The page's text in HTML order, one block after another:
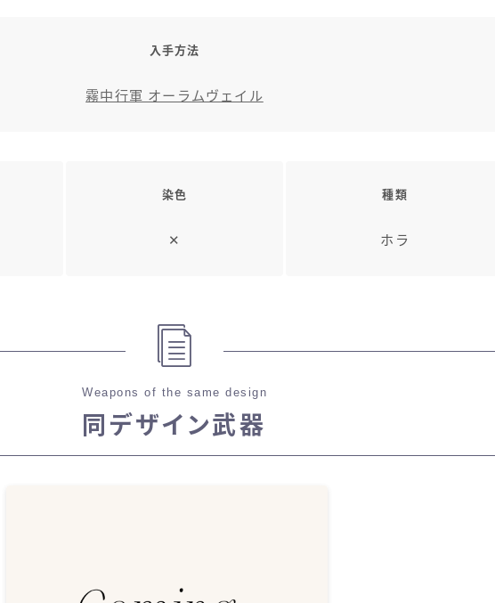
極シタデル・ボズヤ追憶戦
入手方法
霧中行軍 オーラムヴェイル
染色
✕
種類
ホラ
Weapons of the same design
同デザイン武器